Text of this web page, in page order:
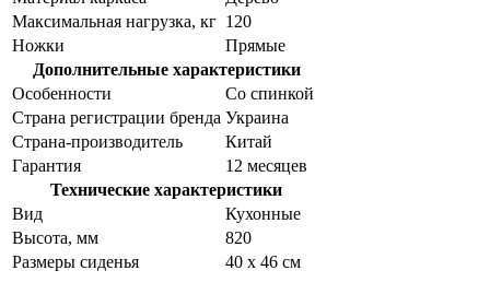
Максимальная нагрузка, кг 120
Ножки
Прямые
Дополнительные характеристики
Особенности
Со спинкой
Страна регистрации бренда Украина
Страна-производитель
Китай
Гарантия
12 месяцев
Технические характеристики
Вид
Кухонные
Высота, мм
820
Размеры сиденья
40 х 46 см